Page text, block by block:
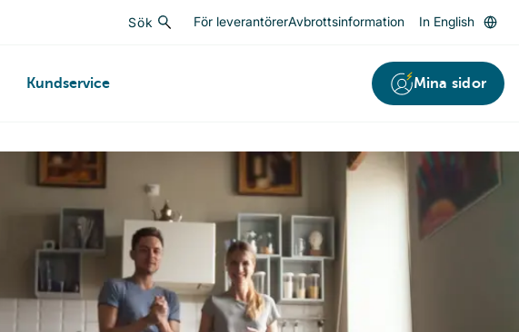
SökSök För leverantörerAvbrottsinformation In English
Kundservice Mina sidor